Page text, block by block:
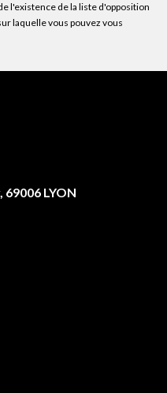
l'existence de la liste d'opposition
laquelle vous pouvez vous
LYON